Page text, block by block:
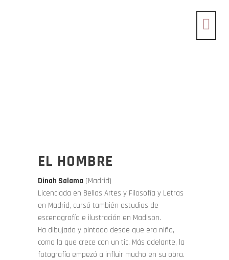
EL HOMBRE
Dinah Salama (Madrid)
Licenciada en Bellas Artes y Filosofía y Letras
en Madrid, cursó también estudios de
escenografía e ilustración en Madison.
Ha dibujado y pintado desde que era niña,
como la que crece con un tic. Más adelante, la
fotografía empezó a influir mucho en su obra.